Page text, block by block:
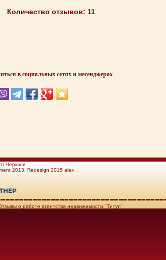
Количество отзывов: 11
в социальных сетях и месенджерах
Черкаси
2013. Redesign 2015 alex
о работе агентства недвижимости "Титул"